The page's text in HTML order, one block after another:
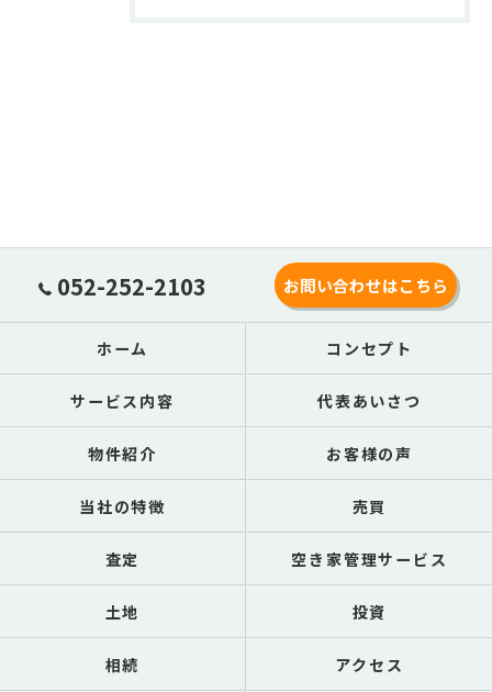
052-252-2103 お問い合わせはこちら
ホーム コンセプト
サービス内容 代表あいさつ
物件紹介 お客様の声
当社の特徴 売買
査定 空き家管理サービス
土地 投資
相続 アクセス